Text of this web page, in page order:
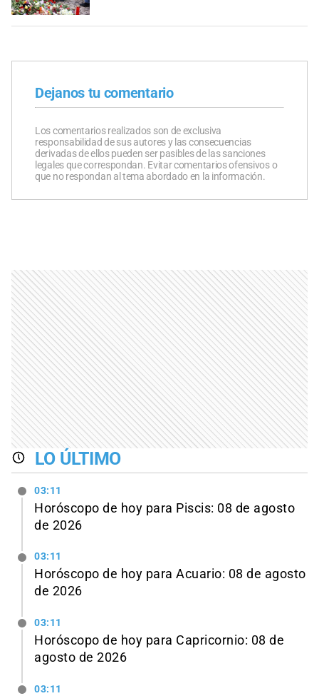
Dejanos tu comentario
Los comentarios realizados son de exclusiva
responsabilidad de sus autores y las consecuencias
derivadas de ellos pueden ser pasibles de las sanciones
legales que correspondan. Evitar comentarios ofensivos o
que no respondan al tema abordado en la información.
LO ÚLTIMO
03:11
Horóscopo de hoy para Piscis: 08 de agosto
de 2026
03:11
Horóscopo de hoy para Acuario: 08 de agosto
de 2026
03:11
Horóscopo de hoy para Capricornio: 08 de
agosto de 2026
03:11